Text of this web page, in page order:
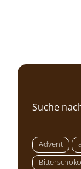
Suche
Advent